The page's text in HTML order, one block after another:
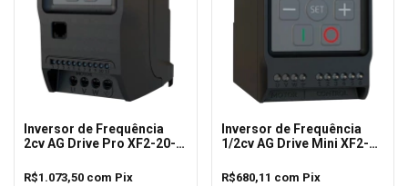
Inversor de Frequência
2cv AG Drive Pro XF2-20-
R$1.073,50 com Pix
Inversor de Frequência
1/2cv AG Drive Mini XF2-
R$680,11 com Pix